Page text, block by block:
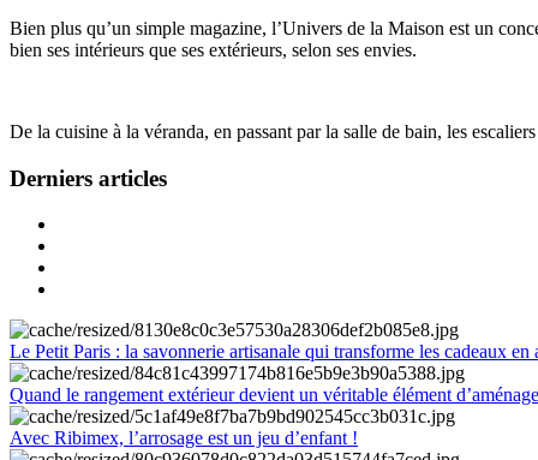
Bien plus qu’un simple magazine, l’Univers de la Maison est un
bien ses intérieurs que ses extérieurs, selon ses envies.
De la cuisine à la véranda, en passant par la salle de bain, les
Derniers articles
Le Petit Paris : la savonnerie artisanale qui transforme les cadeaux en
Quand le rangement extérieur devient un véritable élément
Avec Ribimex, l’arrosage est un jeu d’enfant !